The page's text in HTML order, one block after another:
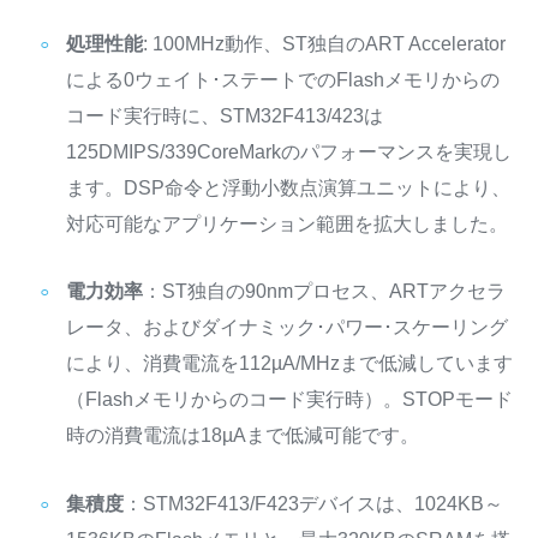
処理性能: 100MHz動作、ST独自のART Accelerator
による0ウェイト･ステートでのFlashメモリからの
コード実行時に、STM32F413/423は
125DMIPS/339CoreMarkのパフォーマンスを実現し
ます。DSP命令と浮動小数点演算ユニットにより、
対応可能なアプリケーション範囲を拡大しました。
電力効率：ST独自の90nmプロセス、ARTアクセラ
レータ、およびダイナミック･パワー･スケーリング
により、消費電流を112µA/MHzまで低減しています
（Flashメモリからのコード実行時）。STOPモード
時の消費電流は18µAまで低減可能です。
集積度：STM32F413/F423デバイスは、1024KB～